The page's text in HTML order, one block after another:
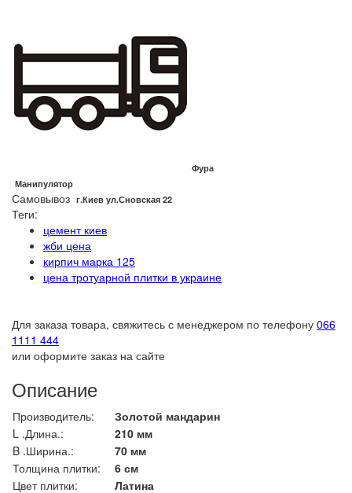
Фура
Манипулятор
Самовывоз г.Киев ул.Сновская 22
Теги:
цемент киев
жби цена
кирпич марка 125
цена тротуарной плитки в украине
Для заказа товара, свяжитесь с менеджером по телефону 066
1111 444
или оформите заказ на сайте
Описание
Производитель:
Золотой мандарин
L .Длина.:
210 мм
B .Ширина.:
70 мм
Толщина плитки:
6 см
Цвет плитки:
Латина